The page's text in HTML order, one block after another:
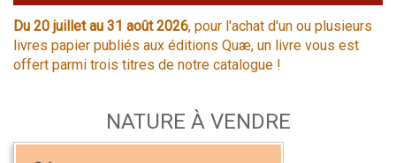
Du 20 juillet au 31 août 2026, pour l'achat d'un ou plusieurs
livres papier publiés aux éditions Quæ, un livre vous est
offert parmi trois titres de notre catalogue !
NATURE À VENDRE